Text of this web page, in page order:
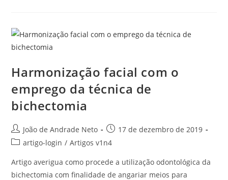
Harmonização facial com o
emprego da técnica de
bichectomia
João de Andrade Neto
17 de dezembro de 2019
artigo-login / Artigos v1n4
Artigo averigua como procede a utilização odontológica da
bichectomia com finalidade de angariar meios para